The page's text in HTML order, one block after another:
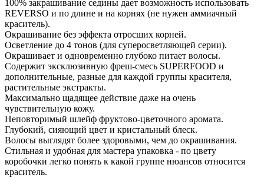
100% закрашивание седины дает возможность использовать
REVERSO и по длине и на корнях (не нужен аммиачный
краситель).
Окрашивание без эффекта отросших корней.
Осветление до 4 тонов (для суперосветляющей серии).
Окрашивает и одновременно глубоко питает волосы.
Содержит эксклюзивную фреш-смесь SUPERFOOD и
дополнительные, разные для каждой группы красителя,
растительные экстракты.
Максимально щадящее действие даже на очень
чувствительную кожу.
Неповторимый шлейф фруктово-цветочного аромата.
Глубокий, сияющий цвет и кристальный блеск.
Волосы выглядят более здоровыми, чем до окрашивания.
Стильная и удобная для мастера упаковка - по цвету
коробочки легко понять к какой группе нюансов относится
краситель.